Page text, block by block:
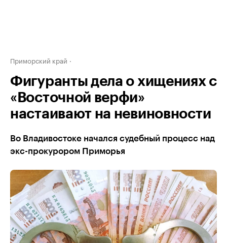
Приморский край
Фигуранты дела о хищениях с
«Восточной верфи»
настаивают на невиновности
Во Владивостоке начался судебный процесс над
экс-прокурором Приморья